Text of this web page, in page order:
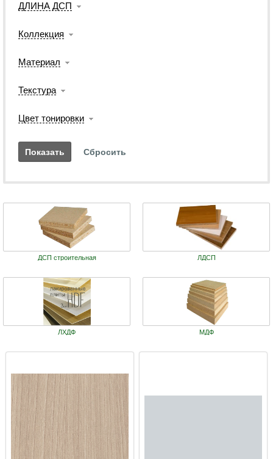
ДЛИНА ДСП
Коллекция
Материал
Текстура
Цвет тонировки
ДСП строительная ЛДСП
ЛХДФ МДФ